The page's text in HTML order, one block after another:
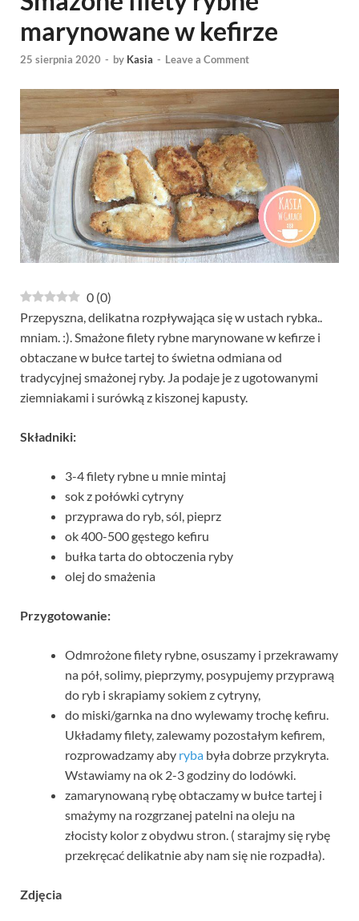
marynowane w kefirze
25 sierpnia 2020 - by Kasia - Leave a Comment
0 (0)
Przepyszna, delikatna rozpływająca się w ustach rybka..
mniam. :). Smażone filety rybne marynowane w kefirze i
obtaczane w bułce tartej to świetna odmiana od
tradycyjnej smażonej ryby. Ja podaje je z ugotowanymi
ziemniakami i surówką z kiszonej kapusty.
Składniki:
3-4 filety rybne u mnie mintaj
sok z połówki cytryny
przyprawa do ryb, sól, pieprz
ok 400-500 gęstego kefiru
bułka tarta do obtoczenia ryby
olej do smażenia
Przygotowanie:
Odmrożone filety rybne, osuszamy i przekrawamy
na pół, solimy, pieprzymy, posypujemy przyprawą
do ryb i skrapiamy sokiem z cytryny,
do miski/garnka na dno wylewamy trochę kefiru.
Układamy filety, zalewamy pozostałym kefirem,
rozprowadzamy aby ryba była dobrze przykryta.
Wstawiamy na ok 2-3 godziny do lodówki.
zamarynowaną rybę obtaczamy w bułce tartej i
smażymy na rozgrzanej patelni na oleju na
złocisty kolor z obydwu stron. ( starajmy się rybę
przekręcać delikatnie aby nam się nie rozpadła).
Zdjęcia